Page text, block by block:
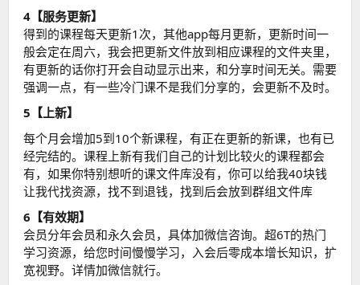
4【服务更新】
得到的课程每天更新1次，其他app每月更新，更新时间一
般会定在周六，我会把更新文件放到相应课程的文件夹里，
有更新的话你打开会自动显示出来，和分享时间无关。需要
强调一点，有一些冷门课不是我们分享的，会更新不及时。
5【上新】
每个月会增加5到10个新课程，有正在更新的新课，也有已
经完结的。课程上新有我们自己的计划比较火的课程都会
有，如果你特别想听的课文件库没有，你可以给我40块钱
让我代找资源，找不到退钱，找到后会放到群组文件库
6【有效期】
会员分年会员和永久会员，具体加微信咨询。超6T的热门
学习资源，给您时间慢慢学习，入会后零成本增长知识，扩
宽视野。详情加微信就行。